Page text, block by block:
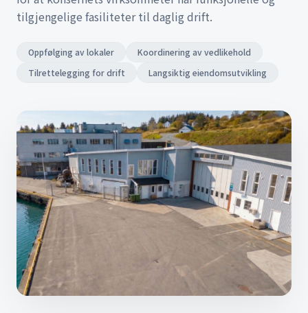
tilgjengelige fasiliteter til daglig drift.
Oppfølging av lokaler
Koordinering av vedlikehold
Tilrettelegging for drift
Langsiktig eiendomsutvikling